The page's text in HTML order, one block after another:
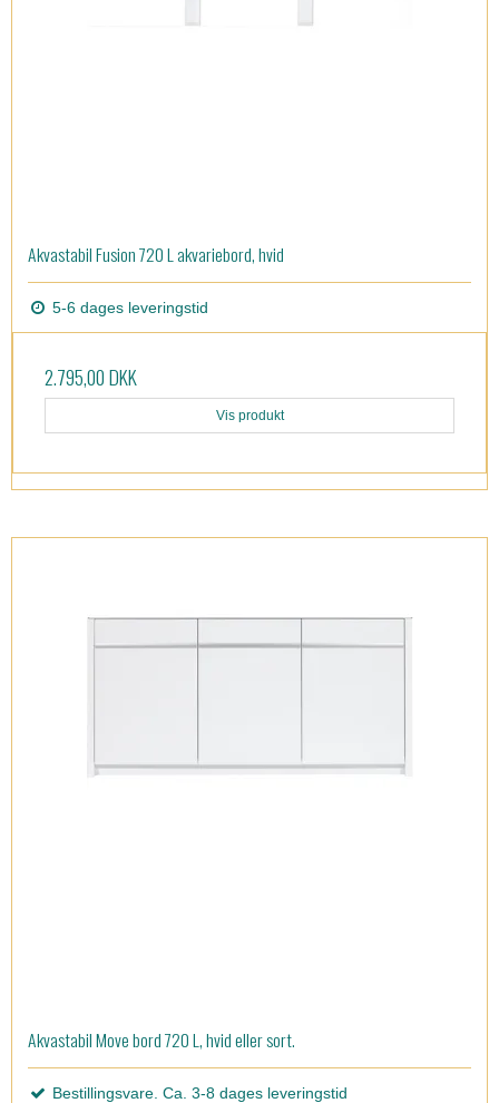
Akvastabil Fusion 720 L akvariebord, hvid
5-6 dages leveringstid
2.795,00 DKK
Vis produkt
Akvastabil Move bord 720 L, hvid eller sort.
Bestillingsvare. Ca. 3-8 dages leveringstid